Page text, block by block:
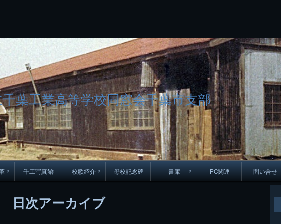
へ
ス
キ
ッ
プ
葉工業高等学校同窓会千葉市支部
転の歴史
千工写真館
歴代校長
校歌紹介
校歌
母校記念碑 書庫 PC関連 問い合せ
日次アーカイブ